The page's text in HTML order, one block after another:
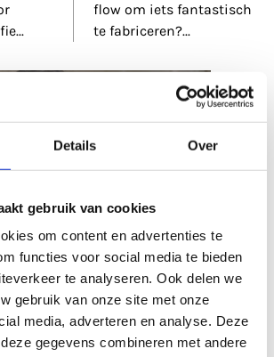
Details Over
gebruik van cookies
om content en advertenties te
functies voor social media te bieden
te analyseren. Ook delen we
gebruik van onze site met onze
media, adverteren en analyse. Deze
gegevens combineren met andere
...
flow om iets fantastisch
te fabriceren?...
Palit de